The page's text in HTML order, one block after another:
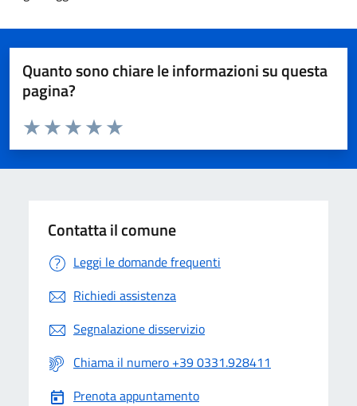
Quanto sono chiare le informazioni su questa
pagina?
Valuta da 1 a 5 stelle la pagina
Valuta 5 stelle su 5
Valuta 4 stelle su 5
Valuta 3 stelle su 5
Valuta 2 stelle su 5
Valuta 1 stelle su 5
Contatta il comune
Leggi le domande frequenti
Richiedi assistenza
Segnalazione disservizio
Chiama il numero +39 0331.928411
Prenota appuntamento